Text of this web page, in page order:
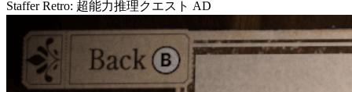
Staffer Retro: 超能力推理クエスト AD